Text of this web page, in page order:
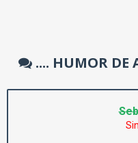
.... HUMOR DE